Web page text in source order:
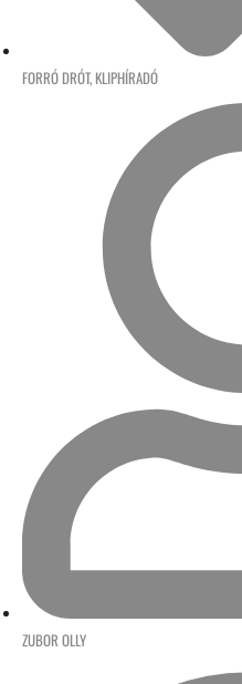
FORRÓ DRÓT, KLIPHÍRADÓ
ZUBOR OLLY